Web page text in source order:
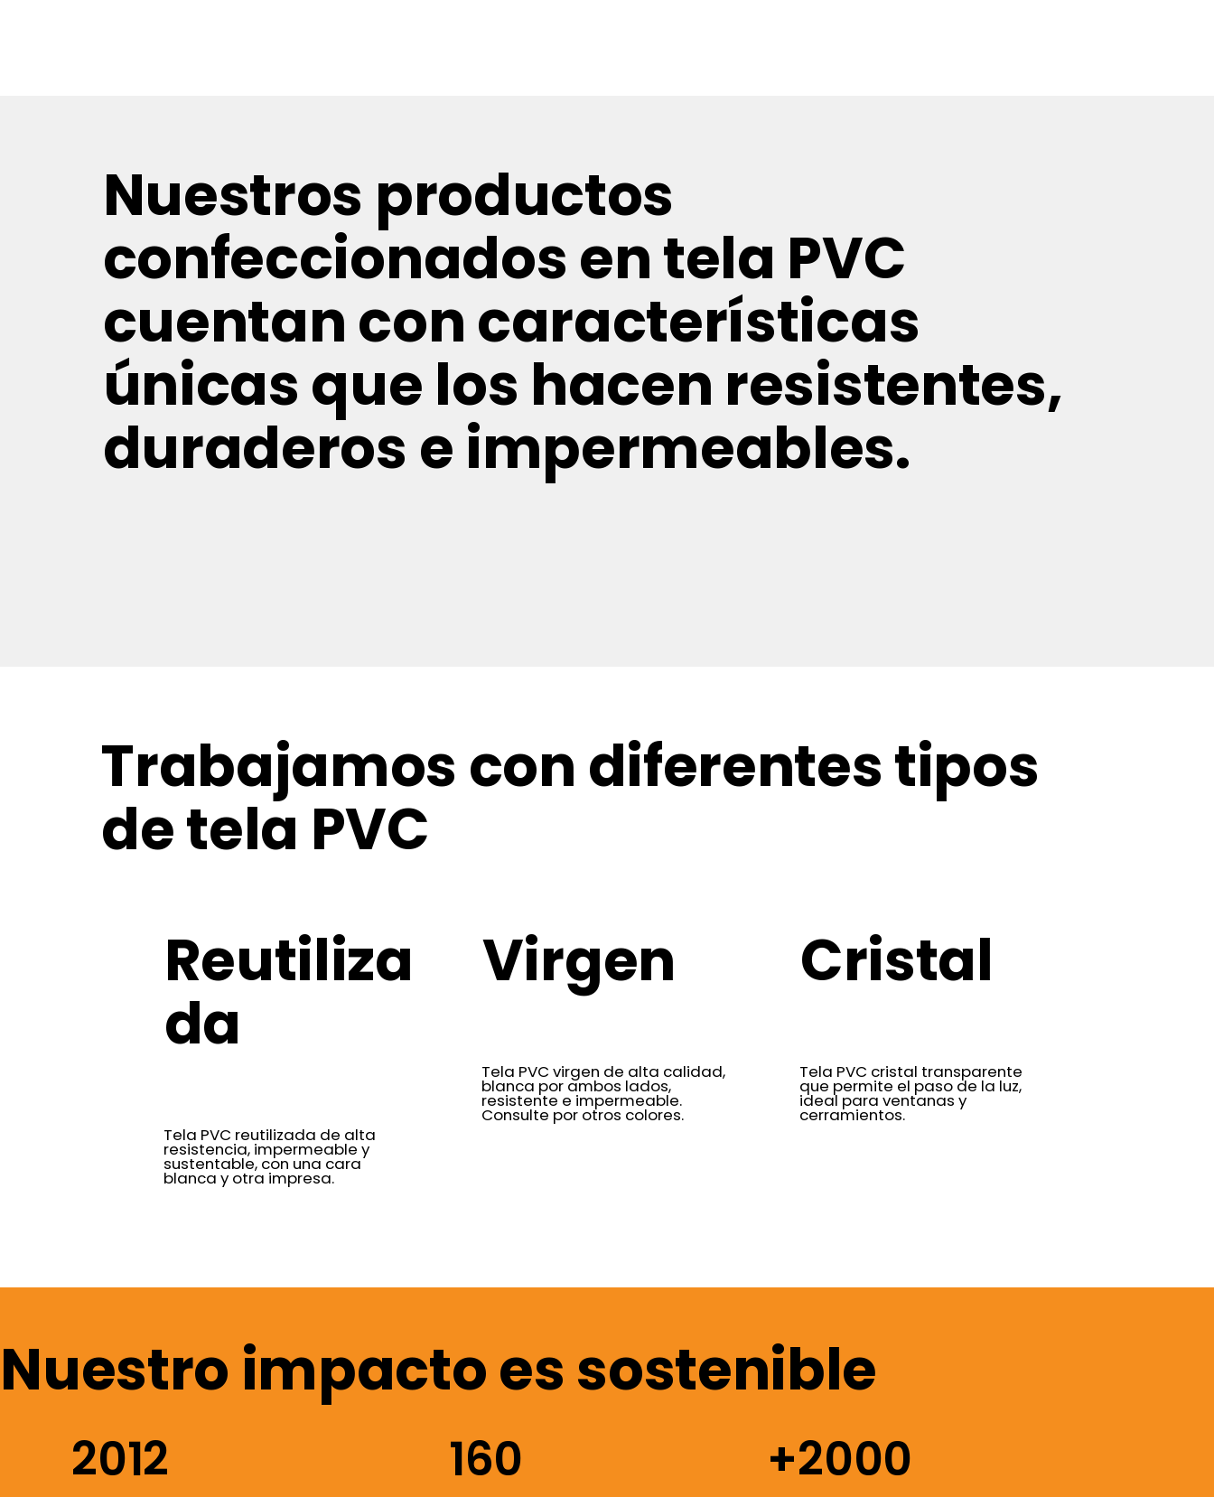
Nuestros productos
confeccionados en tela PVC
cuentan con características
únicas que los hacen resistentes,
duraderos e impermeables.
Trabajamos con diferentes tipos
de tela PVC
Reutiliza
da
Tela PVC reutilizada de alta
resistencia, impermeable y
sustentable, con una cara
blanca y otra impresa.
Virgen
Tela PVC virgen de alta calidad,
blanca por ambos lados,
resistente e impermeable.
Consulte por otros colores.
Cristal
Tela PVC cristal transparente
que permite el paso de la luz,
ideal para ventanas y
cerramientos.
Nuestro impacto es sostenible
2012 160 +2000